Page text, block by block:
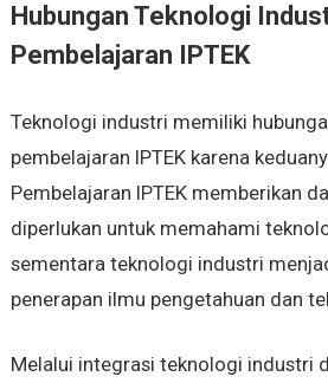
Hubungan Teknologi
Pembelajaran IPTEK
Teknologi industri memiliki
pembelajaran IPTEK karena
Pembelajaran IPTEK memberikan
diperlukan untuk memahami
sementara teknologi industri
penerapan ilmu pengetahuan dan
Melalui integrasi teknologi industri